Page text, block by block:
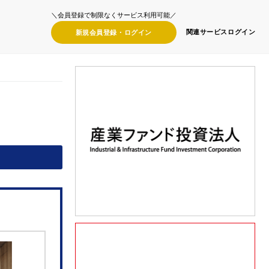
＼会員登録で制限なくサービス利用可能／
新規会員登録・ ログイン 関連サービス ログイン